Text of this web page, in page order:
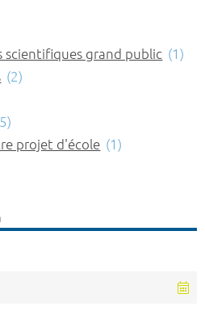
scientifiques grand public (1)
(2)
projet d'école (1)